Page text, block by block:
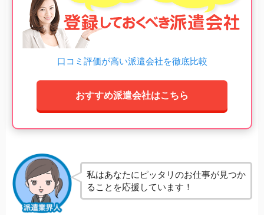
口コミ評価が高い派遣会社を徹底比較
おすすめ派遣会社はこちら
私はあなたにピッタリのお仕事が見つか
ることを応援しています！